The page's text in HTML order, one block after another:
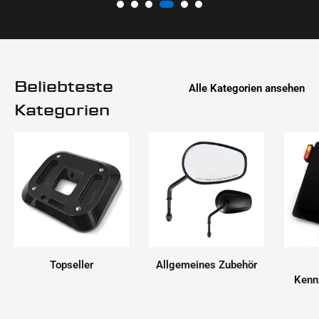
Beliebteste
Kategorien
Alle Kategorien ansehen
Topseller
Allgemeines Zubehör